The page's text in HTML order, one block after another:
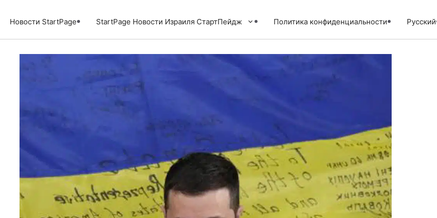
содержимому
Новости StartPage StartPage Новости Израиля СтартПейдж Политика конфиденциальности Русский